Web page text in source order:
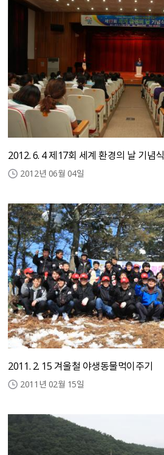
2012. 6. 4 제17회 세계 환경의 날 기념식
2012년 06월 04일
2011. 2. 15 겨울철 야생동물먹이주기
2011년 02월 15일